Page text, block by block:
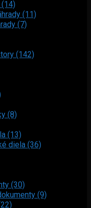
(11)
(7)
(142)
(8)
(13)
diela (36)
(30)
(9)